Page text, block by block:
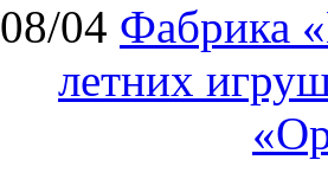
08/04 Фабрика
летних